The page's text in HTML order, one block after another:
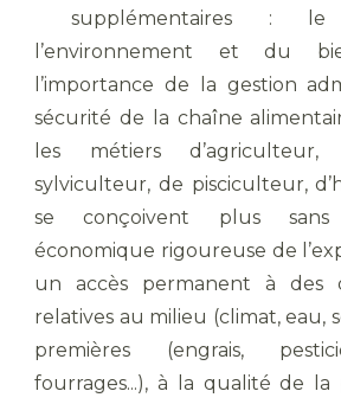
supplémentaires :
l’environnement et du
l’importance de la gestion
sécurité de la chaîne
les métiers d’agriculteur,
sylviculteur, de pisciculteur,
se conçoivent plus
économique rigoureuse de
un accès permanent à des
relatives au milieu (climat, eau,
premières (engrais,
fourrages...), à la qualité de